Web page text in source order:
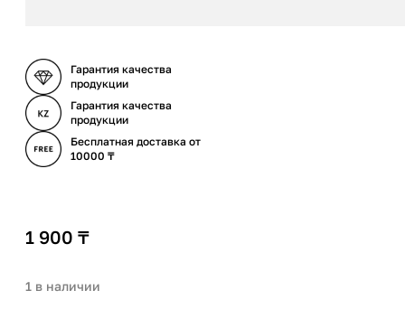
Гарантия качества
продукции
Гарантия качества
продукции
Бесплатная доставка от
10000 ₸
1 900 ₸
1 в наличии